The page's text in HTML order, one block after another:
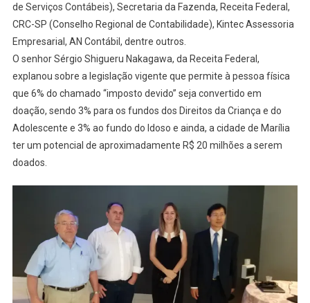
de Serviços Contábeis), Secretaria da Fazenda, Receita Federal,
CRC-SP (Conselho Regional de Contabilidade), Kintec Assessoria
Empresarial, AN Contábil, dentre outros.
O senhor Sérgio Shigueru Nakagawa, da Receita Federal,
explanou sobre a legislação vigente que permite à pessoa física
que 6% do chamado “imposto devido” seja convertido em
doação, sendo 3% para os fundos dos Direitos da Criança e do
Adolescente e 3% ao fundo do Idoso e ainda, a cidade de Marília
ter um potencial de aproximadamente R$ 20 milhões a serem
doados.